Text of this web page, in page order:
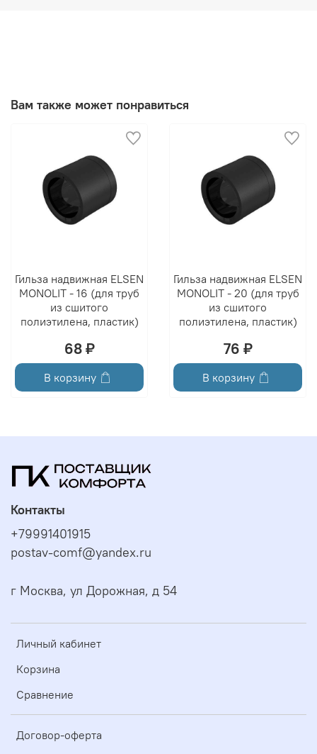
Вам также может понравиться
Гильза надвижная ELSEN
MONOLIT - 16 (для труб
из сшитого
полиэтилена, пластик)
68 ₽
В корзину
Гильза надвижная ELSEN
MONOLIT - 20 (для труб
из сшитого
полиэтилена, пластик)
76 ₽
В корзину
Личный кабинет
Корзина
Сравнение
Договор-оферта
Контакты
+79991401915
postav-comf@yandex.ru
г Москва, ул Дорожная, д 54